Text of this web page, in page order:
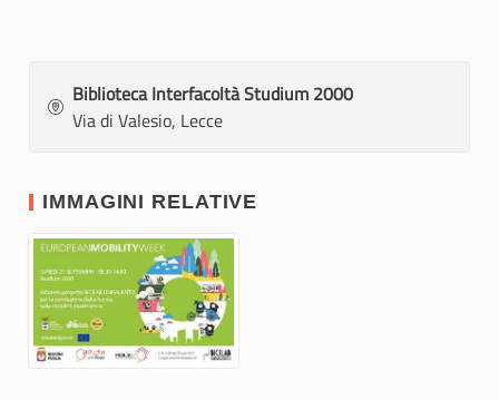
Biblioteca Interfacoltà Studium 2000
Via di Valesio, Lecce
IMMAGINI RELATIVE